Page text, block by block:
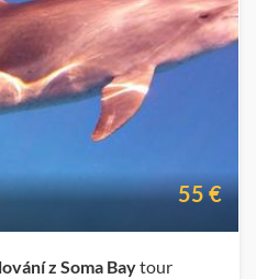
55 €
z Soma Baytour